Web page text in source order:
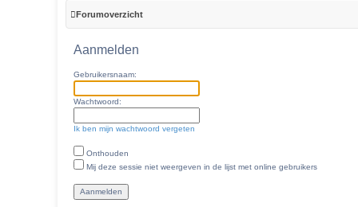
Forumoverzicht
Aanmelden
Gebruikersnaam:
Wachtwoord:
Ik ben mijn wachtwoord vergeten
Onthouden
Mij deze sessie niet weergeven in de lijst met online gebruikers